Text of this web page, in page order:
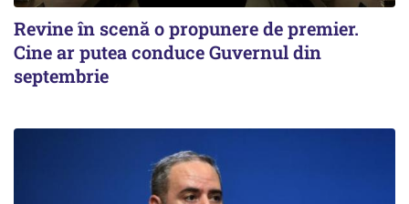
Revine în scenă o propunere de premier.
Cine ar putea conduce Guvernul din
septembrie